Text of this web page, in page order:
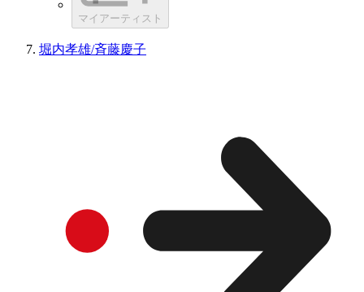
マイアーティスト
堀内孝雄/斉藤慶子